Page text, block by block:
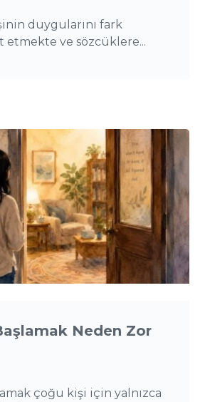
duygularını fark
etmekte ve sözcüklere...
Neden Zor
çoğu kişi için yalnızca